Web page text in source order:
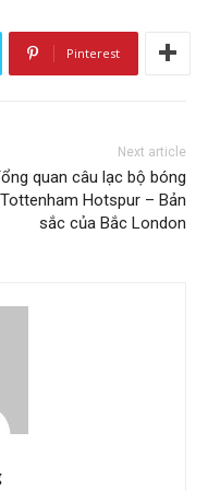
Pinterest
Next article
quan câu lạc bộ bóng
Hotspur – Bản
sắc của Bắc London